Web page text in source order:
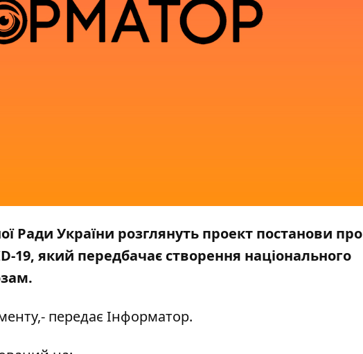
Ради України розглянуть проект постанови про
19, який передбачає створення національного
- передає Інформатор.